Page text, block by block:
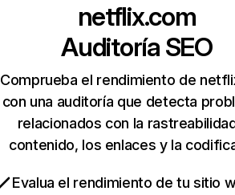
netflix.com
Auditoría SEO
Comprueba el rendimiento de
con una auditoría que detecta
relacionados con la
contenido, los enlaces y la
Evalua el rendimiento de tu sitio